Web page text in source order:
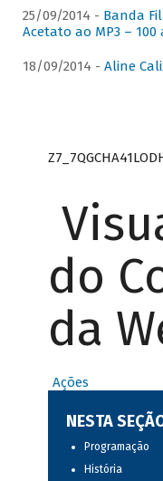
25/09/2014 - Banda
Acetato ao MP3 –
18/09/2014 - Aline
do
da
Ações
NESTA
Programação
História